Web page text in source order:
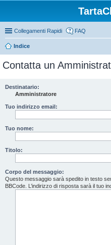
Collegamenti Rapidi FAQ
Indice
Contatta un
Destinatario:
Amministratore
Tuo indirizzo email:
Tuo nome:
Titolo:
Corpo del messaggio:
Questo messaggio sarà spedito in testo
BBCode. L’indirizzo di risposta sarà il tuo